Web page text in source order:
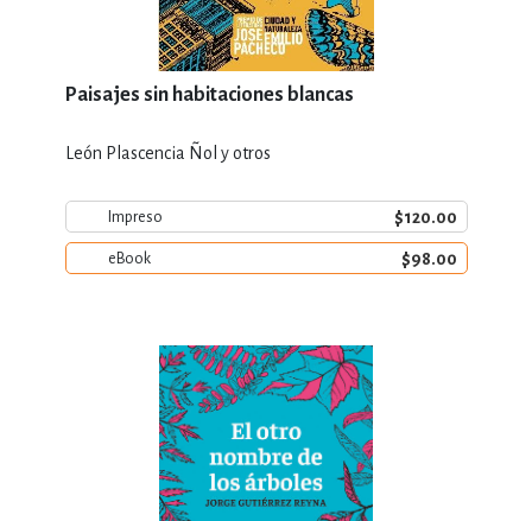
Paisajes sin habitaciones blancas
León Plascencia Ñol y otros
Impreso $120.00
eBook $98.00